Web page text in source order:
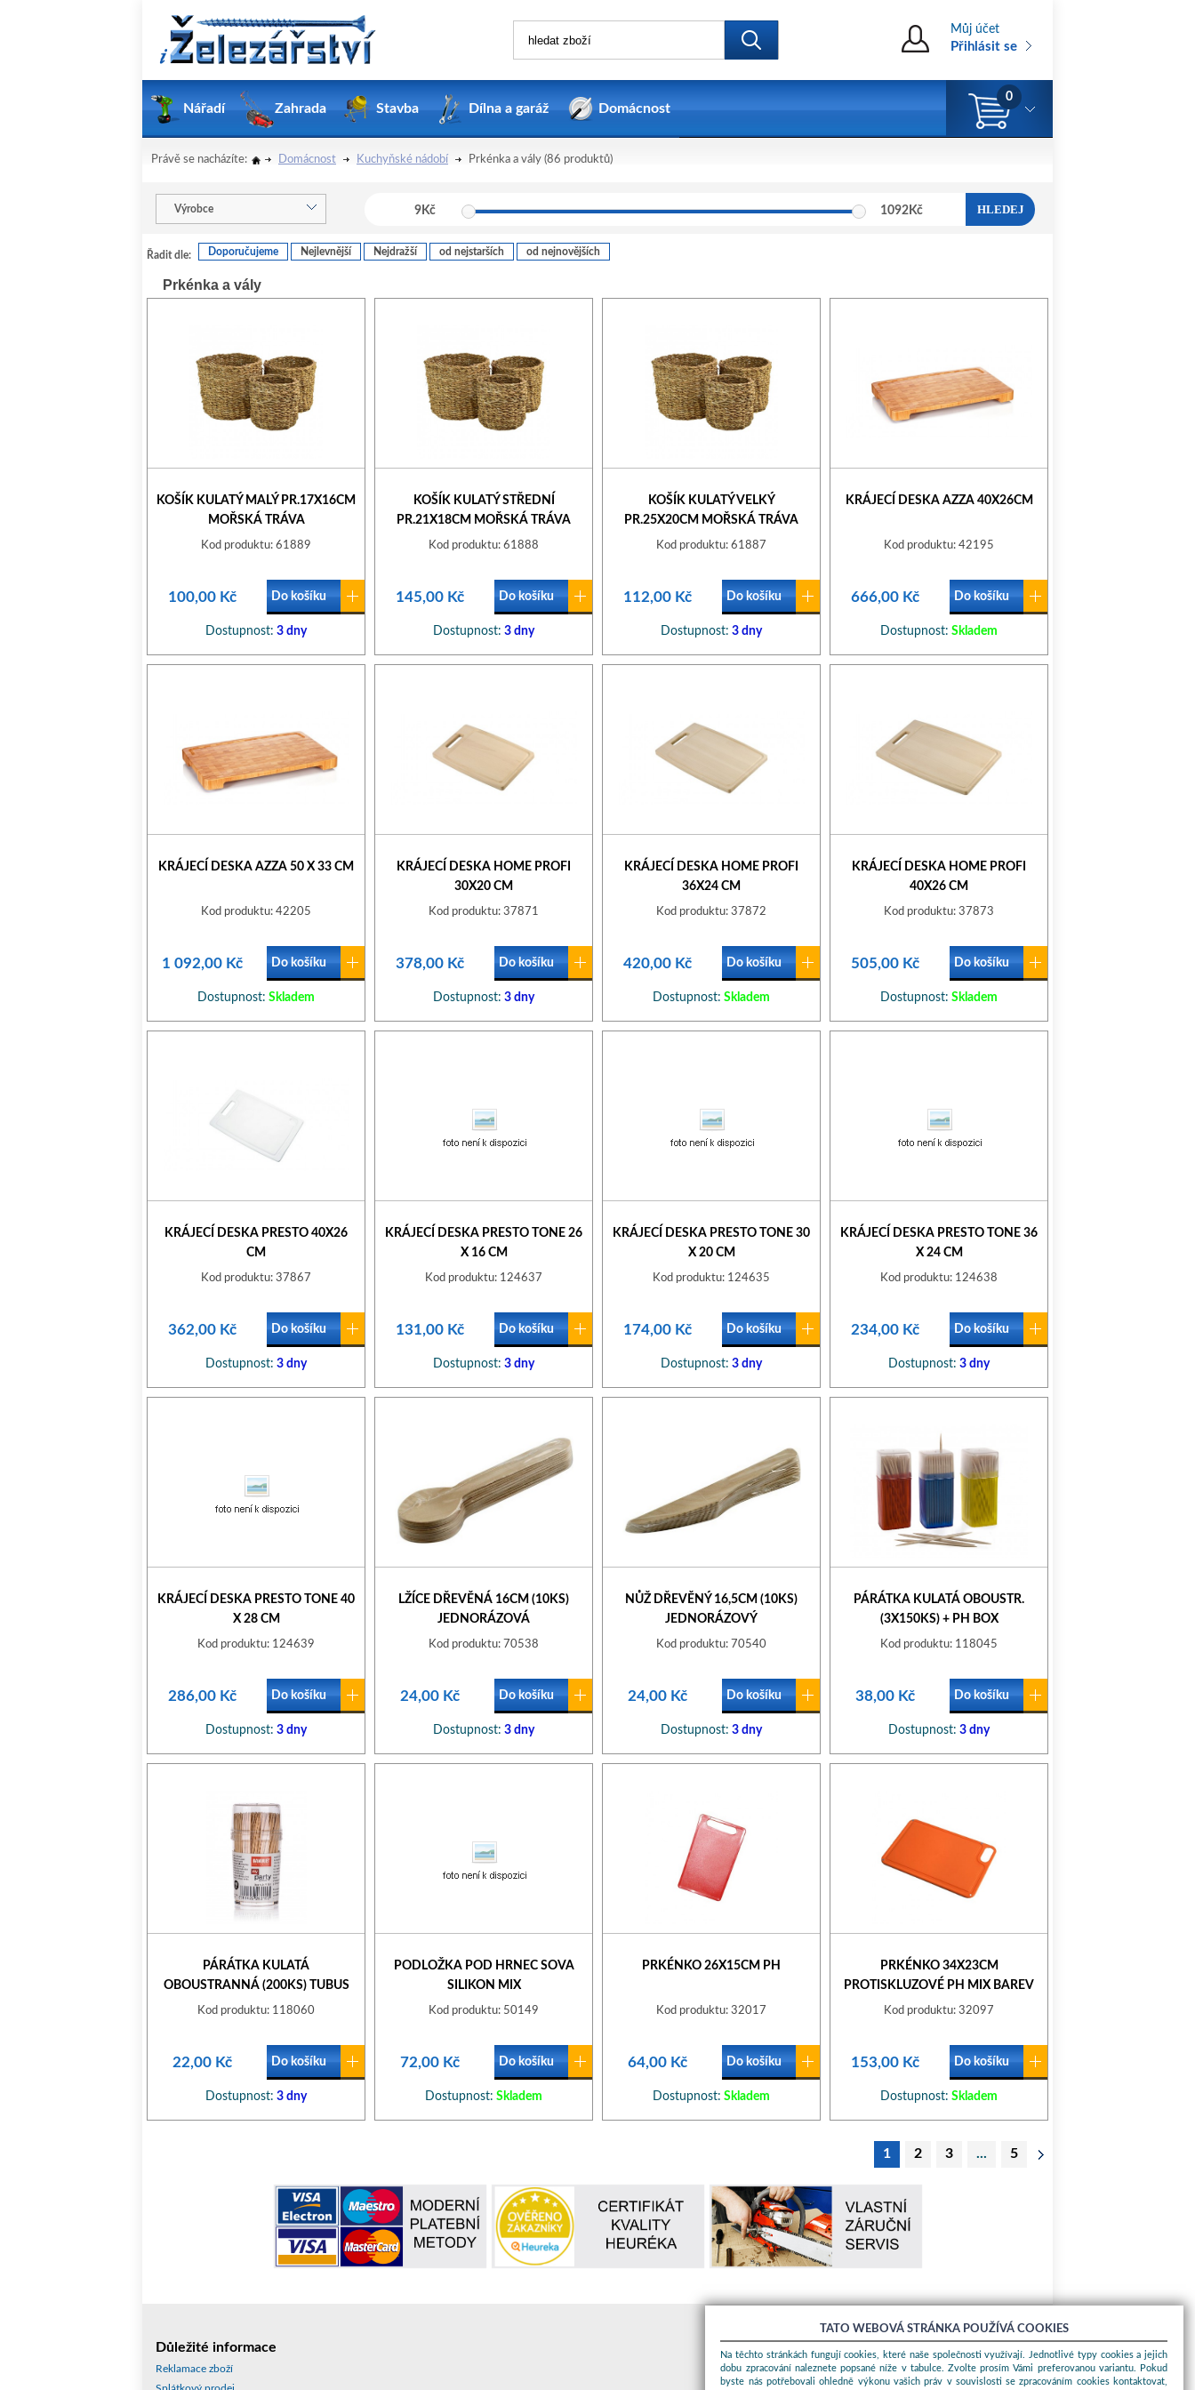
Můj účet
Přihlásit se
Nářadí Zahrada Stavba Dílna a garáž Domácnost
0
Právě se nacházíte: Domácnost Kuchyňské nádobí Prkénka a vály (86 produktů)
Výrobce 9Kč 1092Kč HLEDEJ
Řadit dle: Doporučujeme Nejlevnější Nejdražší od nejstarších od nejnovějších
Prkénka a vály
KOŠÍK KULATÝ MALÝ PR.17X16CM
MOŘSKÁ TRÁVA
Kod produktu: 61889
100,00 Kč Do košíku
Dostupnost: 3 dny
KOŠÍK KULATÝ STŘEDNÍ
PR.21X18CM MOŘSKÁ TRÁVA
Kod produktu: 61888
145,00 Kč Do košíku
Dostupnost: 3 dny
KOŠÍK KULATÝ VELKÝ
PR.25X20CM MOŘSKÁ TRÁVA
Kod produktu: 61887
112,00 Kč Do košíku
Dostupnost: 3 dny
KRÁJECÍ DESKA AZZA 40X26CM
Kod produktu: 42195
666,00 Kč Do košíku
Dostupnost: Skladem
KRÁJECÍ DESKA AZZA 50 X 33 CM
Kod produktu: 42205
1 092,00 Kč Do košíku
Dostupnost: Skladem
KRÁJECÍ DESKA HOME PROFI
30X20 CM
Kod produktu: 37871
378,00 Kč Do košíku
Dostupnost: 3 dny
KRÁJECÍ DESKA HOME PROFI
36X24 CM
Kod produktu: 37872
420,00 Kč Do košíku
Dostupnost: Skladem
KRÁJECÍ DESKA HOME PROFI
40X26 CM
Kod produktu: 37873
505,00 Kč Do košíku
Dostupnost: Skladem
KRÁJECÍ DESKA PRESTO 40X26
CM
Kod produktu: 37867
362,00 Kč Do košíku
Dostupnost: 3 dny
KRÁJECÍ DESKA PRESTO TONE 26
X 16 CM
Kod produktu: 124637
131,00 Kč Do košíku
Dostupnost: 3 dny
KRÁJECÍ DESKA PRESTO TONE 30
X 20 CM
Kod produktu: 124635
174,00 Kč Do košíku
Dostupnost: 3 dny
KRÁJECÍ DESKA PRESTO TONE 36
X 24 CM
Kod produktu: 124638
234,00 Kč Do košíku
Dostupnost: 3 dny
KRÁJECÍ DESKA PRESTO TONE 40
X 28 CM
Kod produktu: 124639
286,00 Kč Do košíku
Dostupnost: 3 dny
LŽÍCE DŘEVĚNÁ 16CM (10KS)
JEDNORÁZOVÁ
Kod produktu: 70538
24,00 Kč Do košíku
Dostupnost: 3 dny
NŮŽ DŘEVĚNÝ 16,5CM (10KS)
JEDNORÁZOVÝ
Kod produktu: 70540
24,00 Kč Do košíku
Dostupnost: 3 dny
PÁRÁTKA KULATÁ OBOUSTR.
(3X150KS) + PH BOX
Kod produktu: 118045
38,00 Kč Do košíku
Dostupnost: 3 dny
PÁRÁTKA KULATÁ
OBOUSTRANNÁ (200KS) TUBUS
Kod produktu: 118060
22,00 Kč Do košíku
Dostupnost: 3 dny
PODLOŽKA POD HRNEC SOVA
SILIKON MIX
Kod produktu: 50149
72,00 Kč Do košíku
Dostupnost: Skladem
PRKÉNKO 26X15CM PH
Kod produktu: 32017
64,00 Kč Do košíku
Dostupnost: Skladem
PRKÉNKO 34X23CM
PROTISKLUZOVÉ PH MIX BAREV
Kod produktu: 32097
153,00 Kč Do košíku
Dostupnost: Skladem
1 2 3 ... 5
Důležité informace
Reklamace zboží
O nákupu
Obchodní podmínky
TATO WEBOVÁ STRÁNKA POUŽÍVÁ COOKIES
Na těchto stránkách fungují cookies, které naše společnosti využívají. Jednotlivé typy cookies a jejich
dobu zpracování naleznete popsané níže v tabulce. Zvolte prosím Vámi preferovanou variantu. Pokud
byste nás potřebovali ohledně výkonu vašich práv v souvislosti se zpracováním cookies kontaktovat,